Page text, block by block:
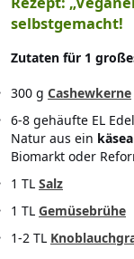
selbstgemacht!
Zutaten für 1
300 g Cashewkerne
6-8 gehäufte EL
Natur aus ein
Biomarkt oder
1 TL Salz
1 TL Gemüsebrühe
1-2 TL